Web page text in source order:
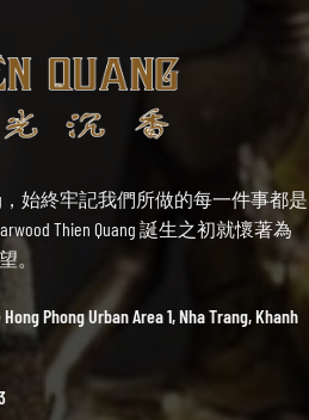
，始終牢記我們所做的每一件事都是
Thien Quang 誕生之初就懷著為
。
Phong Urban Area 1, Nha Trang, Khanh